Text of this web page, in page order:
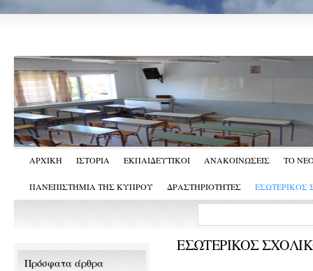
ΑΡΧΙΚΗ ΙΣΤΟΡΙΑ ΕΚΠΑΙΔΕΥΤΙΚΟΙ ΑΝΑΚΟΙΝΩΣΕΙΣ ΤΟ
ΠΑΝΕΠΙΣΤΗΜΙΑ ΤΗΣ ΚΥΠΡΟΥ ΔΡΑΣΤΗΡΙΟΤΗΤΕΣ
ΕΣΩΤΕΡΙΚΟΣ
Πρόσφατα άρθρα